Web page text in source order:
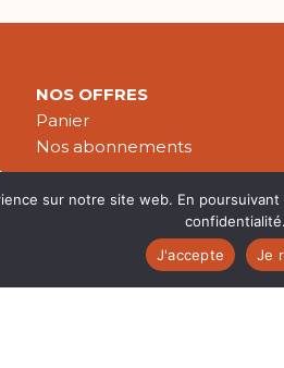
NOS OFFRES
Panier
Nos abonnements
sur notre site web. En
confidentialité.
J'accepte
Je